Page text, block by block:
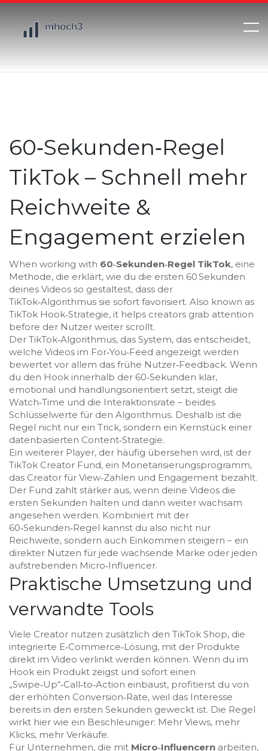
60‑Sekunden‑Regel
TikTok – Schnell mehr
Reichweite &
Engagement erzielen
When working with 60‑Sekunden‑Regel TikTok, eine
Methode, die erklärt, wie du die ersten 60 Sekunden
deines Videos so gestaltest, dass der
TikTok‑Algorithmus sie sofort favorisiert. Also known as
TikTok Hook‑Strategie, it helps creators grab attention
before der Nutzer weiter scrollt.
Der TikTok‑Algorithmus, das System, das entscheidet,
welche Videos im For‑You‑Feed angezeigt werden
bewertet vor allem das frühe Nutzer‑Feedback. Wenn
du den Hook innerhalb der 60‑Sekunden klar,
emotional und handlungsorientiert setzt, steigt die
Watch‑Time und die Interaktionsrate – beides
Schlüsselwerte für den Algorithmus. Deshalb ist die
Regel nicht nur ein Trick, sondern ein Kernstück einer
datenbasierten Content‑Strategie.
Ein weiterer Player, der häufig übersehen wird, ist der
TikTok Creator Fund, ein Monetarisierungsprogramm,
das Creator für View‑Zahlen und Engagement bezahlt.
Der Fund zahlt stärker aus, wenn deine Videos die
ersten Sekunden halten und dann weiter wachsam
angesehen werden. Kombiniert mit der
60‑Sekunden‑Regel kannst du also nicht nur
Reichweite, sondern auch Einkommen steigern – ein
direkter Nutzen für jede wachsende Marke oder jeden
aufstrebenden Micro‑Influencer.
Praktische Umsetzung und
verwandte Tools
Viele Creator nutzen zusätzlich den TikTok Shop, die
integrierte E‑Commerce‑Lösung, mit der Produkte
direkt im Video verlinkt werden können. Wenn du im
Hook ein Produkt zeigst und sofort einen
„Swipe‑Up“‑Call‑to‑Action einbaust, profitierst du von
der erhöhten Conversion‑Rate, weil das Interesse
bereits in den ersten Sekunden geweckt ist. Die Regel
wirkt hier wie ein Beschleuniger: Mehr Views, mehr
Klicks, mehr Verkäufe.
Für Unternehmen, die mit Micro‑Influencern arbeiten,